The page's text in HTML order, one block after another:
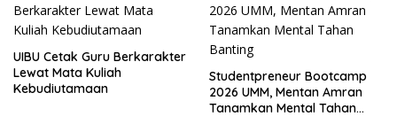
UIBU Cetak Guru Berkarakter
Lewat Mata Kuliah
Kebudiutamaan
Studentpreneur Bootcamp
2026 UMM, Mentan Amran
Tanamkan Mental Tahan